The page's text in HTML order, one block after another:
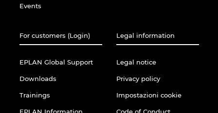
Events
For customers (Login)
EPLAN Global Support
Downloads
Trainings
EPLAN Information
Legal information
Legal notice
Privacy policy
Impostazioni cookie
Code of Conduct